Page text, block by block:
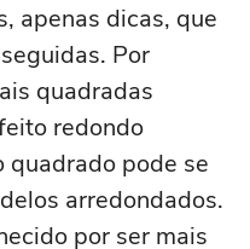
apenas dicas, que
Por
quadradas
redondo
quadrado pode se
arredondados.
por ser mais